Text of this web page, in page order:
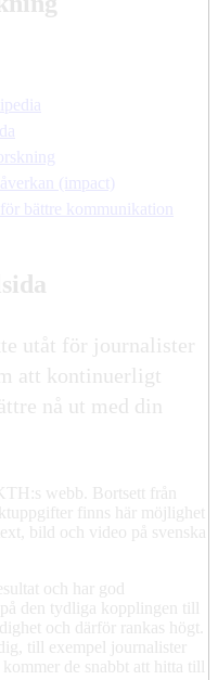
(impact)
bättre kommunikation
utåt för journalister
att kontinuerligt
nå ut med din
webb. Bortsett från
finns här möjlighet
bild och video på svenska
och har god
den tydliga kopplingen till
och därför rankas högt.
till exempel journalister
de snabbt att hitta till